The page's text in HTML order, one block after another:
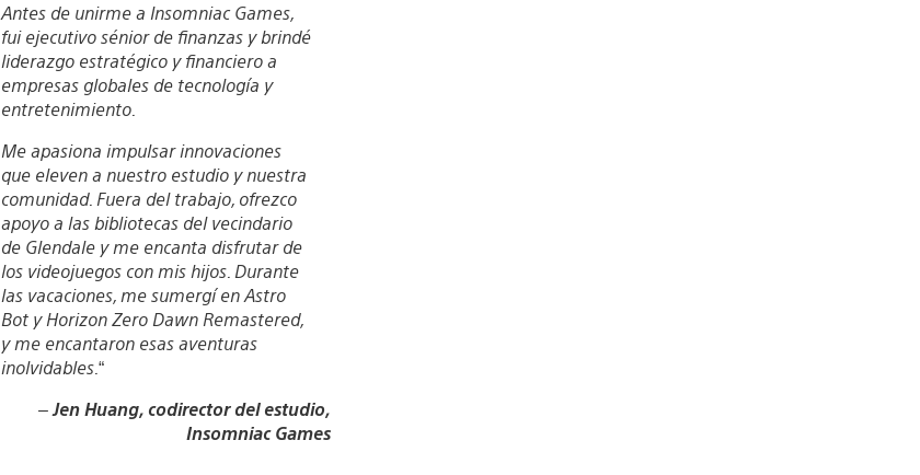
Antes de unirme a Insomniac Games,
fui ejecutivo sénior de finanzas y brindé
liderazgo estratégico y financiero a
empresas globales de tecnología y
entretenimiento.
Me apasiona impulsar innovaciones
que eleven a nuestro estudio y nuestra
comunidad. Fuera del trabajo, ofrezco
apoyo a las bibliotecas del vecindario
de Glendale y me encanta disfrutar de
los videojuegos con mis hijos. Durante
las vacaciones, me sumergí en Astro
Bot y Horizon Zero Dawn Remastered,
y me encantaron esas aventuras
inolvidables.“
–Jen Huang, codirector del estudio,
Insomniac Games